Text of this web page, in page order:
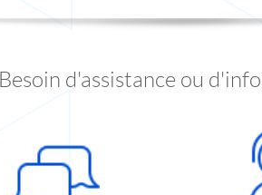
Besoin d'assistance ou